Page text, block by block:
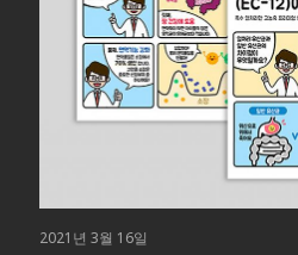
2021년 3월 16일